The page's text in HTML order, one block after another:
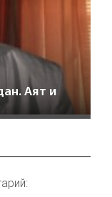
Аят и